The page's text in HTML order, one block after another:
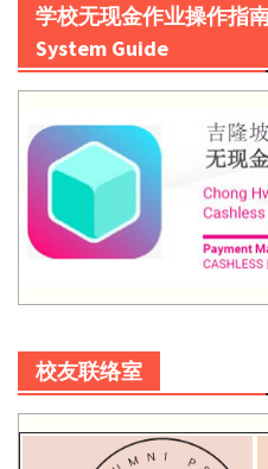
学校无现金作业操作指
System Guide
校友联络室